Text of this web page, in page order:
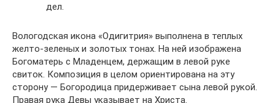
дел.
Вологодская икона «Одигитрия» выполнена в теплых
желто-зеленых и золотых тонах. На ней изображена
Богоматерь с Младенцем, держащим в левой руке
свиток. Композиция в целом ориентирована на эту
сторону — Богородица придерживает сына левой рукой.
Правая рука Девы указывает на Христа.